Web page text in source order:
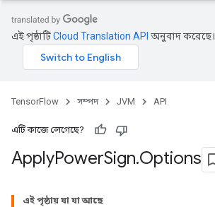
এই পৃষ্ঠাটিCloud Translation API অনুবাদ করেছে।
TensorFlow সম্পদ JVM API
এটি কাজে লেগেছে?
ApplyPowerSign.Options
এই পৃষ্ঠায় যা যা আছে